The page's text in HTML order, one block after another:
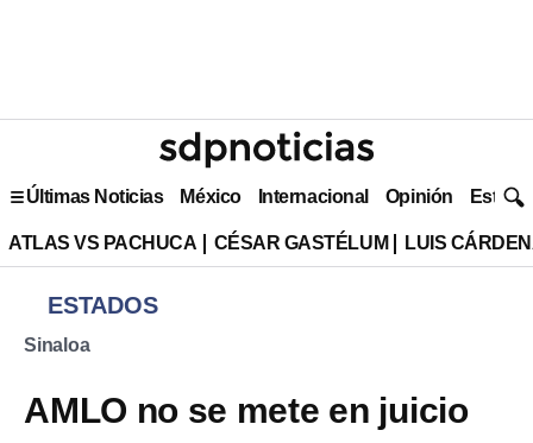
Últimas Noticias México Internacional Opinión Estilo
ATLAS VS PACHUCA CÉSAR GASTÉLUM LUIS
ESTADOS
Sinaloa
AMLO no se mete en juicio